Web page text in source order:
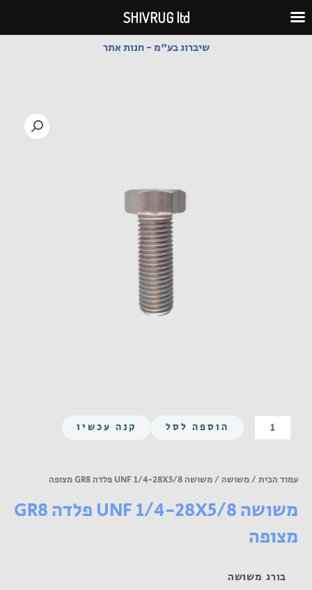
לתוכן
שיברוג בע"מ - חנות אתר
כמות
של
28X5/8
GR8
הוספה לסל קנה עכשיו
עמוד הבית /משושה / משושה UNF 1/4-28X5/8 פלדה GR8 מצופה
משושה UNF 1/4-28X5/8 פלדה GR8
מצופה
בורג משושה
SHIVRUG ltd